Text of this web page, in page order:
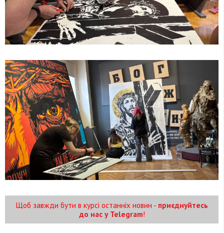
Щоб завжди бути в курсі останніх новин - приєднуйтесь
до нас у Telegram!